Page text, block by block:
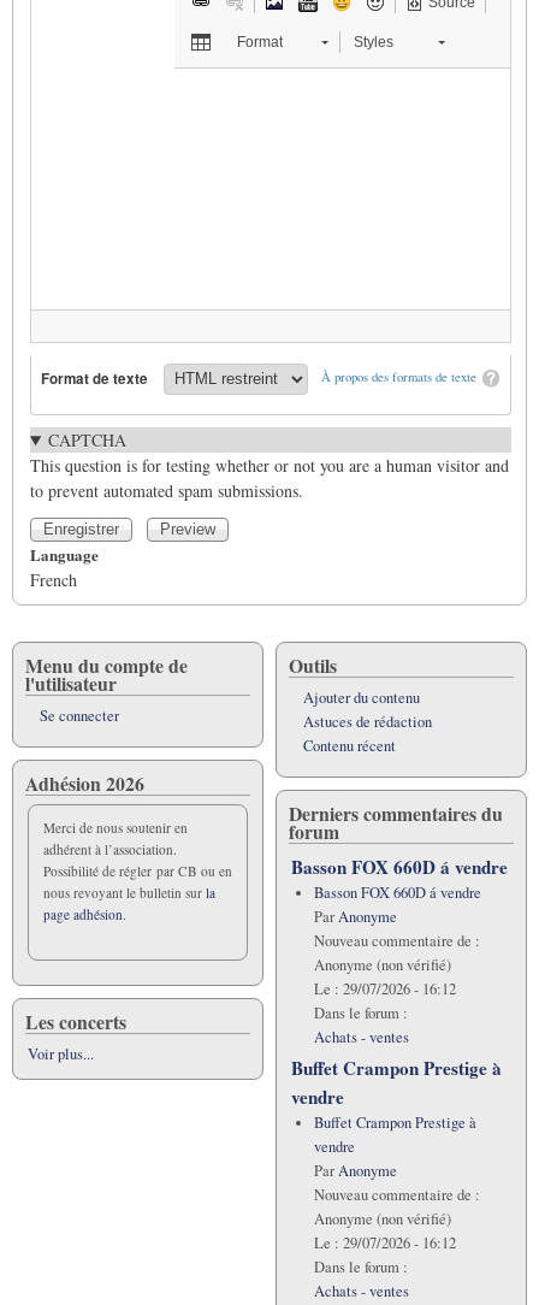
Format Styles
À propos des formats de texte
Format de texte
CAPTCHA
This question is for testing whether or not you are a human visitor and
to prevent automated spam submissions.
Language
French
Menu du compte de
l'utilisateur
Se connecter
Adhésion 2026
Merci de nous soutenir en
adhérent à l’association.
Possibilité de régler par CB ou en
nous revoyant le bulletin sur la
page adhésion.
Les concerts
Voir plus...
Outils
Ajouter du contenu
Astuces de rédaction
Contenu récent
Derniers commentaires du
forum
Basson FOX 660D á vendre
Basson FOX 660D á vendre
ParAnonyme
Nouveau commentaire de :
Anonyme (non vérifié)
Le : 29/07/2026 - 16:12
Dans le forum :
Achats - ventes
Buffet Crampon Prestige à
vendre
Buffet Crampon Prestige à
vendre
ParAnonyme
Nouveau commentaire de :
Anonyme (non vérifié)
Le : 29/07/2026 - 16:12
Dans le forum :
Achats - ventes